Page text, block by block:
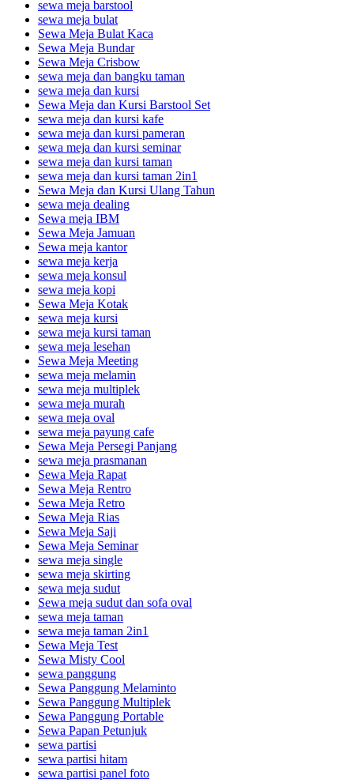
sewa meja barstool
sewa meja bulat
Sewa Meja Bulat Kaca
Sewa Meja Bundar
Sewa Meja Crisbow
sewa meja dan bangku taman
sewa meja dan kursi
Sewa Meja dan Kursi Barstool Set
sewa meja dan kursi kafe
sewa meja dan kursi pameran
sewa meja dan kursi seminar
sewa meja dan kursi taman
sewa meja dan kursi taman 2in1
Sewa Meja dan Kursi Ulang Tahun
sewa meja dealing
Sewa meja IBM
Sewa Meja Jamuan
Sewa meja kantor
sewa meja kerja
sewa meja konsul
sewa meja kopi
Sewa Meja Kotak
sewa meja kursi
sewa meja kursi taman
sewa meja lesehan
Sewa Meja Meeting
sewa meja melamin
sewa meja multiplek
sewa meja murah
sewa meja oval
sewa meja payung cafe
Sewa Meja Persegi Panjang
sewa meja prasmanan
Sewa Meja Rapat
Sewa Meja Rentro
Sewa Meja Retro
Sewa Meja Rias
Sewa Meja Saji
Sewa Meja Seminar
sewa meja single
sewa meja skirting
sewa meja sudut
Sewa meja sudut dan sofa oval
sewa meja taman
sewa meja taman 2in1
Sewa Meja Test
Sewa Misty Cool
sewa panggung
Sewa Panggung Melaminto
Sewa Panggung Multiplek
Sewa Panggung Portable
Sewa Papan Petunjuk
sewa partisi
sewa partisi hitam
sewa partisi panel foto